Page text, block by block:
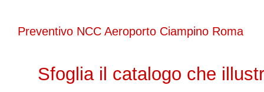
Preventivo NCC Aeroporto Ciampino Roma
Sfoglia il catalogo che